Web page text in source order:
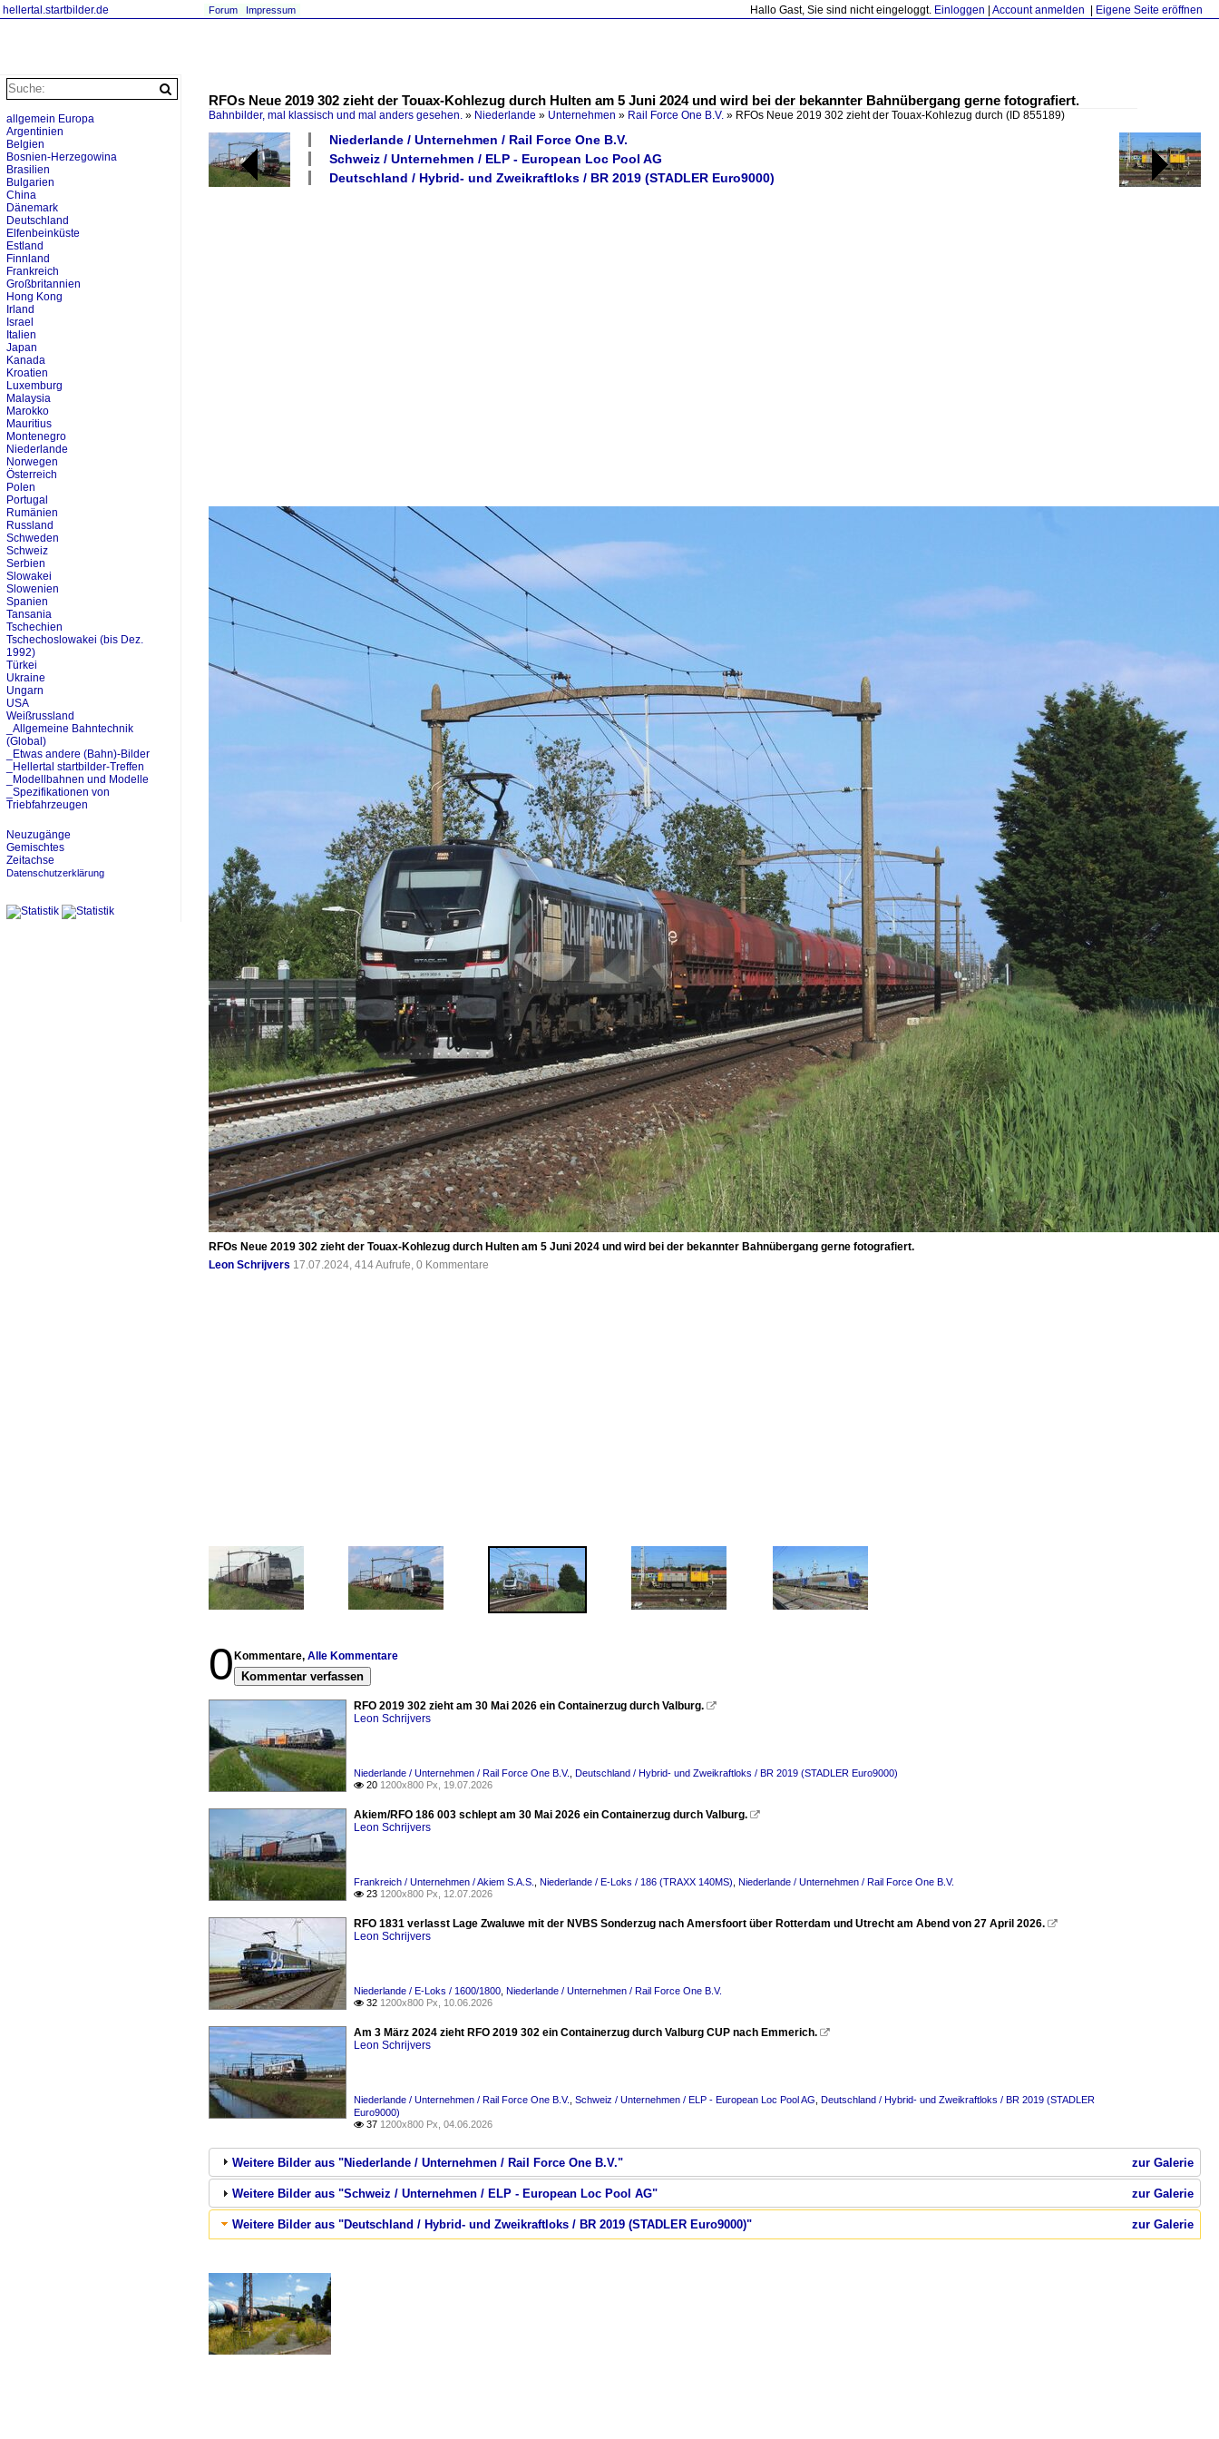
hellertal.startbilder.de Hallo Gast, Sie sind nicht eingeloggt. Einloggen Account anmelden Eigene Seite eröffnen
Forum Impressum
RFOs Neue 2019 302 zieht der Touax-Kohlezug durch Hulten am 5 Juni 2024 und wird bei der bekannter Bahnübergang gerne fotografiert.
Bahnbilder, mal klassisch und mal anders gesehen. » Niederlande » Unternehmen » Rail Force One B.V. » RFOs Neue 2019 302 zieht der Touax-Kohlezug durch (ID 855189)
Niederlande / Unternehmen / Rail Force One B.V.
Schweiz / Unternehmen / ELP - European Loc Pool AG
Deutschland / Hybrid- und Zweikraftloks / BR 2019 (STADLER Euro9000)
RFOs Neue 2019 302 zieht der Touax-Kohlezug durch Hulten am 5 Juni 2024 und wird bei der bekannter Bahnübergang gerne fotografiert.
Leon Schrijvers 17.07.2024, 414 Aufrufe, 0 Kommentare
0 Kommentare, Alle Kommentare
Kommentar verfassen
RFO 2019 302 zieht am 30 Mai 2026 ein Containerzug durch Valburg. 
Leon Schrijvers
Niederlande / Unternehmen / Rail Force One B.V. Deutschland / Hybrid- und Zweikraftloks / BR 2019 (STADLER Euro9000)
 20 1200x800 Px, 19.07.2026
Akiem/RFO 186 003 schlept am 30 Mai 2026 ein Containerzug durch Valburg. 
Leon Schrijvers
Frankreich / Unternehmen / Akiem S.A.S. Niederlande / E-Loks / 186 (TRAXX 140MS) Niederlande / Unternehmen / Rail Force One B.V.
 23 1200x800 Px, 12.07.2026
RFO 1831 verlasst Lage Zwaluwe mit der NVBS Sonderzug nach Amersfoort über Rotterdam und Utrecht am Abend von 27 April 2026. 
Leon Schrijvers
Niederlande / E-Loks / 1600/1800 Niederlande / Unternehmen / Rail Force One B.V.
 32 1200x800 Px, 10.06.2026
Am 3 März 2024 zieht RFO 2019 302 ein Containerzug durch Valburg CUP nach Emmerich. 
Leon Schrijvers
Niederlande / Unternehmen / Rail Force One B.V. Schweiz / Unternehmen / ELP - European Loc Pool AG Deutschland / Hybrid- und Zweikraftloks / BR 2019 (STADLER
Euro9000)
 37 1200x800 Px, 04.06.2026
zur Galerie
Weitere Bilder aus "Niederlande / Unternehmen / Rail Force One B.V."
zur Galerie
Weitere Bilder aus "Schweiz / Unternehmen / ELP - European Loc Pool AG"
zur Galerie
Weitere Bilder aus "Deutschland / Hybrid- und Zweikraftloks / BR 2019 (STADLER Euro9000)"
allgemein Europa
Argentinien
Belgien
Bosnien-Herzegowina
Brasilien
Bulgarien
China
Dänemark
Deutschland
Elfenbeinküste
Estland
Finnland
Frankreich
Großbritannien
Hong Kong
Irland
Israel
Italien
Japan
Kanada
Kroatien
Luxemburg
Malaysia
Marokko
Mauritius
Montenegro
Niederlande
Norwegen
Österreich
Polen
Portugal
Rumänien
Russland
Schweden
Schweiz
Serbien
Slowakei
Slowenien
Spanien
Tansania
Tschechien
Tschechoslowakei (bis Dez.
1992)
Türkei
Ukraine
Ungarn
USA
Weißrussland
_Allgemeine Bahntechnik
(Global)
_Etwas andere (Bahn)-Bilder
_Hellertal startbilder-Treffen
_Modellbahnen und Modelle
_Spezifikationen von
Triebfahrzeugen
Neuzugänge
Gemischtes
Zeitachse
Datenschutzerklärung